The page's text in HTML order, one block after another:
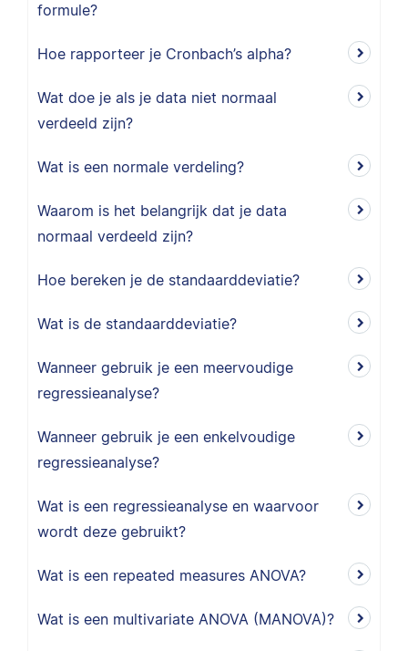
formule?
Hoe rapporteer je Cronbach’s alpha?
Wat doe je als je data niet normaal
verdeeld zijn?
Wat is een normale verdeling?
Waarom is het belangrijk dat je data
normaal verdeeld zijn?
Hoe bereken je de standaarddeviatie?
Wat is de standaarddeviatie?
Wanneer gebruik je een meervoudige
regressieanalyse?
Wanneer gebruik je een enkelvoudige
regressieanalyse?
Wat is een regressieanalyse en waarvoor
wordt deze gebruikt?
Wat is een repeated measures ANOVA?
Wat is een multivariate ANOVA (MANOVA)?